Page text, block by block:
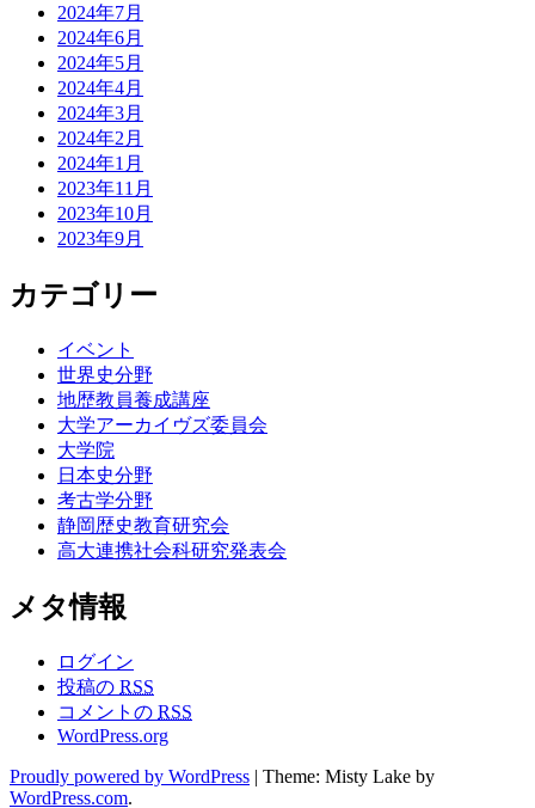
2024年7月
2024年6月
2024年5月
2024年4月
2024年3月
2024年2月
2024年1月
2023年11月
2023年10月
2023年9月
カテゴリー
イベント
世界史分野
地歴教員養成講座
大学アーカイヴズ委員会
大学院
日本史分野
考古学分野
静岡歴史教育研究会
高大連携社会科研究発表会
メタ情報
ログイン
投稿の RSS
コメントの RSS
WordPress.org
Proudly powered by WordPress | Theme: Misty Lake by
WordPress.com.